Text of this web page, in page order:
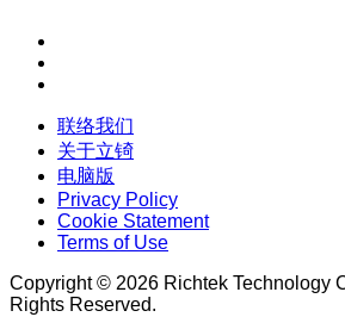
联络我们
关于立锜
电脑版
Privacy Policy
Cookie Statement
Terms of Use
Copyright © 2026 Richtek Technology
Rights Reserved.